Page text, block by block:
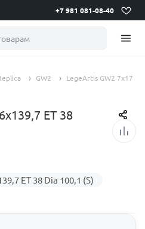
+7 981 081-08-40
GW2
LegeArtis GW2 7x17
ET 38